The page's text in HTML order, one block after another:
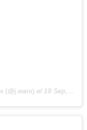
(@j.warx) el 19 Sep, 2020 a las 5:11 PDT